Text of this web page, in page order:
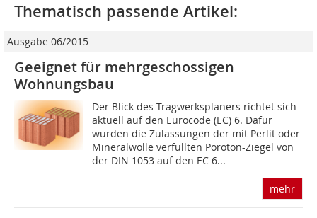
Thematisch passende Artikel:
Ausgabe 06/2015
Geeignet für mehrgeschossigen
Wohnungsbau
Der Blick des Tragwerksplaners richtet sich
aktuell auf den Eurocode (EC) 6. Dafür
wurden die Zulassungen der mit Perlit oder
Mineralwolle verfüllten Poroton-Ziegel von
der DIN 1053 auf den EC 6...
mehr